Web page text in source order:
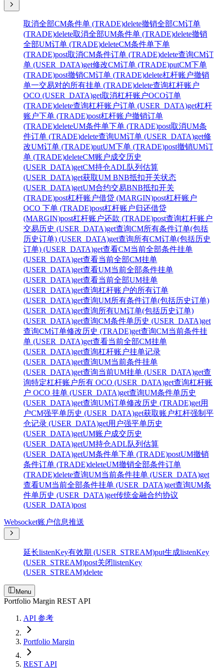
取消全部CM条件单 (TRADE)delete撤销全部CM订单
(TRADE)delete取消全部UM条件单 (TRADE)delete撤销
全部UM订单 (TRADE)deleteCM条件单下单
(TRADE)post取消CM条件订单 (TRADE)delete查询CM订
单 (USER_DATA)get修改CM订单 (TRADE)putCM下单
(TRADE)post撤销CM订单 (TRADE)delete杠杆账户撤销
单一交易对的所有挂单 (TRADE)delete查询杠杆账户
OCO (USER_DATA)get取消杠杆账户OCO订单
(TRADE)delete查询杠杆账户订单 (USER_DATA)get杠杆
账户下单 (TRADE)post杠杆账户撤销订单
(TRADE)deleteUM条件单下单 (TRADE)post取消UM条
件订单 (TRADE)delete查询UM订单 (USER_DATA)get修
改UM订单 (TRADE)putUM下单 (TRADE)post撤销UM订
单 (TRADE)deleteCM账户成交历史
(USER_DATA)getCM持仓ADL队列估算
(USER_DATA)get获取UM BNB抵扣开关状态
(USER_DATA)getUM合约交易BNB抵扣开关
(TRADE)post杠杆账户借贷 (MARGIN)post杠杆账户
OCO 下单 (TRADE)post杠杆账户归还借贷
(MARGIN)post杠杆账户还款 (TRADE)post查询杠杆账户
交易历史 (USER_DATA)get查询CM所有条件订单(包括
历史订单) (USER_DATA)get查询所有CM订单(包括历史
订单) (USER_DATA)get查看CM当前全部条件挂单
(USER_DATA)get查看当前全部CM挂单
(USER_DATA)get查看UM当前全部条件挂单
(USER_DATA)get查看当前全部UM挂单
(USER_DATA)get查询杠杆账户的所有订单
(USER_DATA)get查询UM所有条件订单(包括历史订单)
(USER_DATA)get查询所有UM订单(包括历史订单)
(USER_DATA)get查询CM条件单历史 (USER_DATA)get
查询CM订单修改历史 (TRADE)get查询CM当前条件挂
单 (USER_DATA)get查看当前全部CM挂单
(USER_DATA)get查询杠杆账户挂单记录
(USER_DATA)get查询UM当前条件挂单
(USER_DATA)get查询当前UM挂单 (USER_DATA)get查
询特定杠杆账户所有 OCO (USER_DATA)get查询杠杆账
户 OCO 挂单 (USER_DATA)get查询UM条件单历史
(USER_DATA)get查询UM订单修改历史 (TRADE)get用
户CM强平单历史 (USER_DATA)get获取账户杠杆强制平
仓记录 (USER_DATA)get用户强平单历史
(USER_DATA)getUM账户成交历史
(USER_DATA)getUM持仓ADL队列估算
(USER_DATA)getUM条件单下单 (TRADE)postUM撤销
条件订单 (TRADE)deleteUM撤销全部条件订单
(TRADE)delete查询UM当前条件挂单 (USER_DATA)get
查看UM当前全部条件挂单 (USER_DATA)get查询UM条
件单历史 (USER_DATA)get传统金融合约协议
(USER_DATA)post
Websocket账户信息推送
延长listenKey有效期 (USER_STREAM)put生成listenKey
(USER_STREAM)post关闭listenKey
(USER_STREAM)delete
Menu
Portfolio Margin REST API
API 参考
Portfolio Margin
REST API